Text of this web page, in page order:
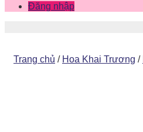
Đăng nhập
Trang chủ / Hoa Khai Trương /